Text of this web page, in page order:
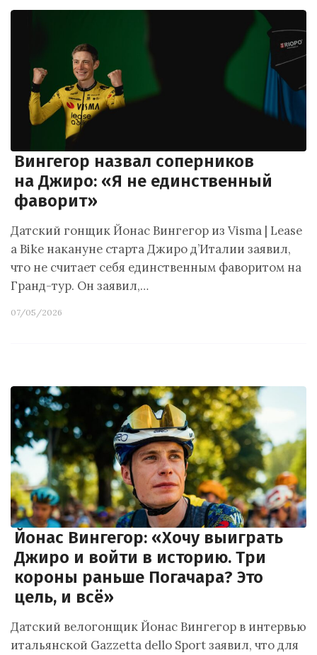
Вингегор назвал соперников
на Джиро: «Я не единственный
фаворит»
Датский гонщик Йонас Вингегор из Visma | Lease
a Bike накануне старта Джиро д’Италии заявил,
что не считает себя единственным фаворитом на
Гранд-тур. Он заявил,…
07/05/2026
Йонас Вингегор: «Хочу выиграть
Джиро и войти в историю. Три
короны раньше Погачара? Это
цель, и всё»
Датский велогонщик Йонас Вингегор в интервью
итальянской Gazzetta dello Sport заявил, что для